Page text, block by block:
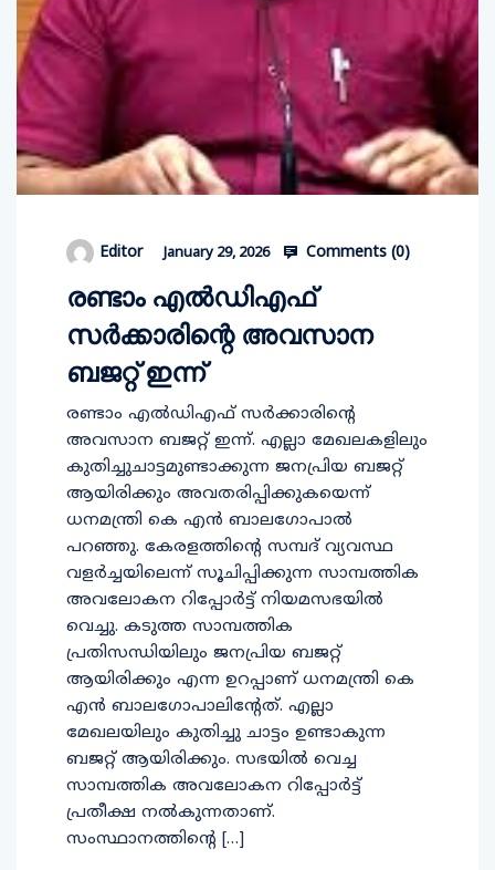
Editor January 29, 2026 Comments (0)
രണ്ടാം എല്‍ഡിഎഫ്
സര്‍ക്കാരിന്റെ അവസാന
ബജറ്റ് ഇന്ന്
രണ്ടാം എല്‍ഡിഎഫ് സര്‍ക്കാരിന്റെ
അവസാന ബജറ്റ് ഇന്ന്. എല്ലാ മേഖലകളിലും
കുതിച്ചുചാട്ടമുണ്ടാക്കുന്ന ജനപ്രിയ ബജറ്റ്
ആയിരിക്കും അവതരിപ്പിക്കുകയെന്ന്
ധനമന്ത്രി കെ എന്‍ ബാലഗോപാല്‍
പറഞ്ഞു. കേരളത്തിന്റെ സമ്പദ് വ്യവസ്ഥ
വളര്‍ച്ചയിലെന്ന് സൂചിപ്പിക്കുന്ന സാമ്പത്തിക
അവലോകന റിപ്പോര്‍ട്ട് നിയമസഭയില്‍
വെച്ചു. കടുത്ത സാമ്പത്തിക
പ്രതിസന്ധിയിലും ജനപ്രിയ ബജറ്റ്
ആയിരിക്കും എന്ന ഉറപ്പാണ് ധനമന്ത്രി കെ
എന്‍ ബാലഗോപാലിന്റേത്. എല്ലാ
മേഖലയിലും കുതിച്ചു ചാട്ടം ഉണ്ടാകുന്ന
ബജറ്റ് ആയിരിക്കും. സഭയില്‍ വെച്ച
സാമ്പത്തിക അവലോകന റിപ്പോര്‍ട്ട്
പ്രതീക്ഷ നല്‍കുന്നതാണ്.
സംസ്ഥാനത്തിന്റെ […]